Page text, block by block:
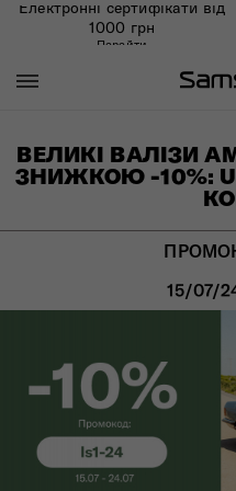
Електронні сертифікати від
1000 грн
Перейти
ВЕЛИКІ ВАЛІЗИ
ЗНИЖКОЮ -10%:
15/07/